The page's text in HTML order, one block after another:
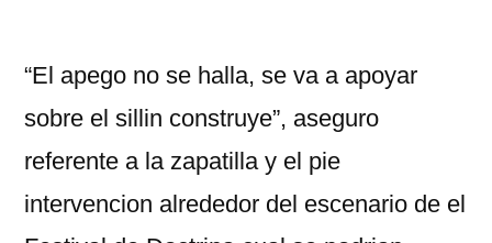
“El apego no se halla, se va a apoyar
sobre el silli­n construye”, aseguro
referente a la zapatilla y el pie
intervencion alrededor del escenario de el